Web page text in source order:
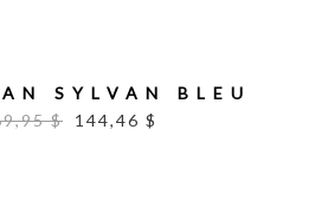
SYLVAN BLEU
$
144,46 $